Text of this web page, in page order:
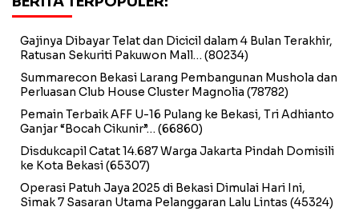
Gajinya Dibayar Telat dan Dicicil dalam 4 Bulan Terakhir,
Ratusan Sekuriti Pakuwon Mall… (80234)
Summarecon Bekasi Larang Pembangunan Mushola dan
Perluasan Club House Cluster Magnolia (78782)
Pemain Terbaik AFF U-16 Pulang ke Bekasi, Tri Adhianto
Ganjar “Bocah Cikunir”… (66860)
Disdukcapil Catat 14.687 Warga Jakarta Pindah Domisili
ke Kota Bekasi(65307)
Operasi Patuh Jaya 2025 di Bekasi Dimulai Hari Ini,
Simak 7 Sasaran Utama Pelanggaran Lalu Lintas (45324)